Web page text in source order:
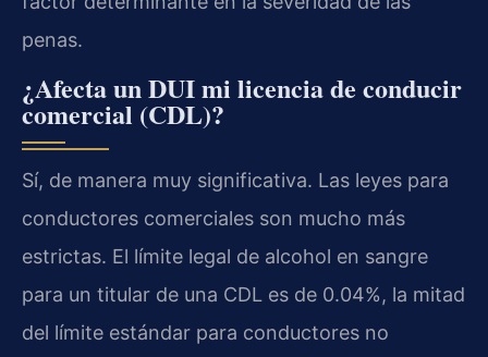
penas.
¿Afecta un DUI mi licencia de conducir
comercial (CDL)?
Sí, de manera muy significativa. Las leyes para
conductores comerciales son mucho más
estrictas. El límite legal de alcohol en sangre
para un titular de una CDL es de 0.04%, la mitad
del límite estándar para conductores no